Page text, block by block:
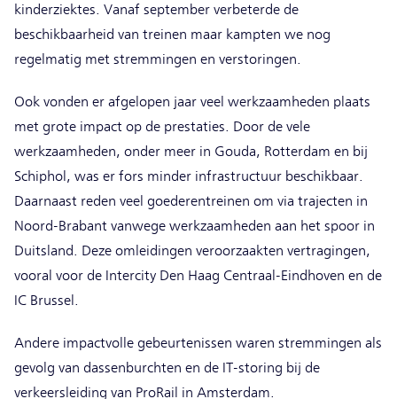
kinderziektes. Vanaf september verbeterde de
beschikbaarheid van treinen maar kampten we nog
regelmatig met stremmingen en verstoringen.
Ook vonden er afgelopen jaar veel werkzaamheden plaats
met grote impact op de prestaties. Door de vele
werkzaamheden, onder meer in Gouda, Rotterdam en bij
Schiphol, was er fors minder infrastructuur beschikbaar.
Daarnaast reden veel goederentreinen om via trajecten in
Noord-Brabant vanwege werkzaamheden aan het spoor in
Duitsland. Deze omleidingen veroorzaakten vertragingen,
vooral voor de Intercity Den Haag Centraal-Eindhoven en de
IC Brussel.
Andere impactvolle gebeurtenissen waren stremmingen als
gevolg van dassenburchten en de IT-storing bij de
verkeersleiding van ProRail in Amsterdam.